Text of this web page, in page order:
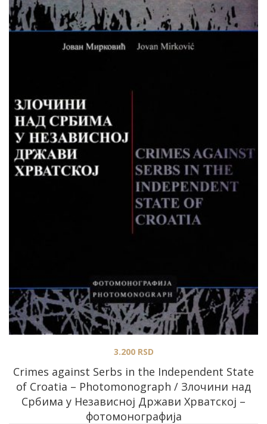
Crimes against Serbs in the Independent State
of Croatia – Photomonograph / Злочини над
Србима у Независној Држави Хрватској –
фотомонографија
3.200RSD